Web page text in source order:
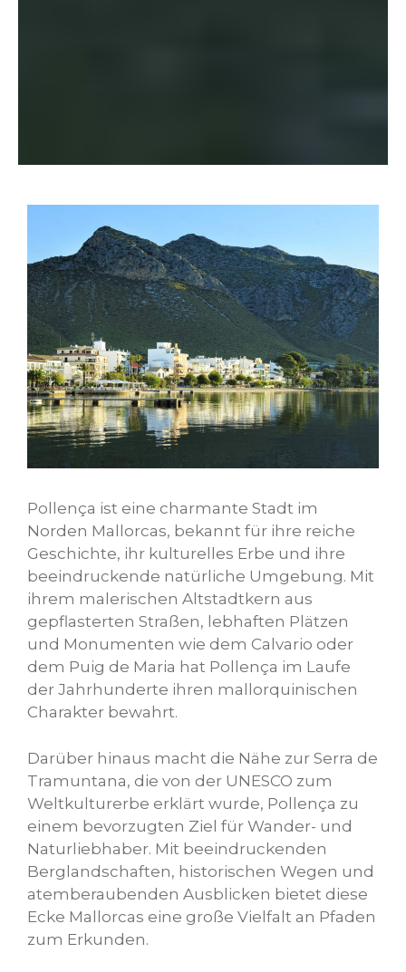
Pollença ist eine charmante Stadt im
Norden Mallorcas, bekannt für ihre reiche
Geschichte, ihr kulturelles Erbe und ihre
beeindruckende natürliche Umgebung. Mit
ihrem malerischen Altstadtkern aus
gepflasterten Straßen, lebhaften Plätzen
und Monumenten wie dem Calvario oder
dem Puig de Maria hat Pollença im Laufe
der Jahrhunderte ihren mallorquinischen
Charakter bewahrt.
Darüber hinaus macht die Nähe zur Serra de
Tramuntana, die von der UNESCO zum
Weltkulturerbe erklärt wurde, Pollença zu
einem bevorzugten Ziel für Wander- und
Naturliebhaber. Mit beeindruckenden
Berglandschaften, historischen Wegen und
atemberaubenden Ausblicken bietet diese
Ecke Mallorcas eine große Vielfalt an Pfaden
zum Erkunden.